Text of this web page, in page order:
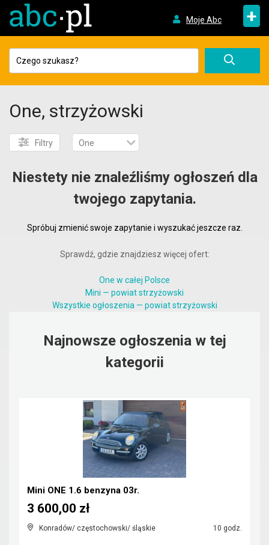
Moje Abc +
One, strzyżowski
Filtry One
Niestety nie znaleźliśmy ogłoszeń dla
twojego zapytania.
Spróbuj zmienić swoje zapytanie i wyszukać jeszcze raz.
Sprawdź, gdzie znajdziesz więcej ofert:
One w całej Polsce
Mini — powiat strzyżowski
Wszystkie ogłoszenia — powiat strzyżowski
Najnowsze ogłoszenia w tej
kategorii
Mini ONE 1.6 benzyna 03r.
Konradów/ częstochowski/ śląskie 10 godz.
3 600,00 zł